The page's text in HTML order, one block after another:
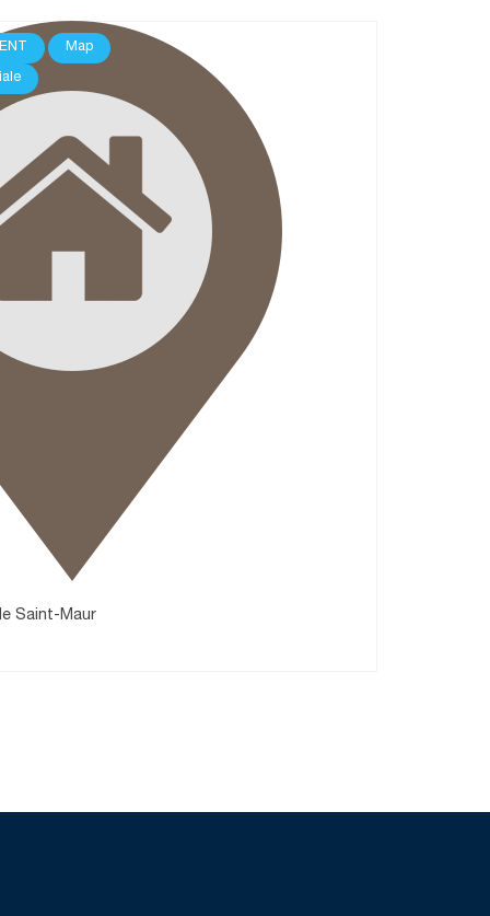
Map
Saint-Maur